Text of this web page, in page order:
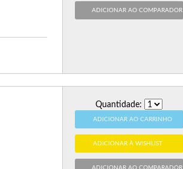
ADICIONAR AO COMPARADOR
Quantidade:
ADICIONAR AO CARRINHO
ADICIONAR À WISHLIST
ADICIONAR AO COMPARADOR